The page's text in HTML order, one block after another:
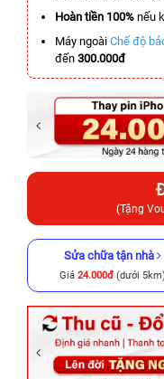
Hoàn tiền 100% nếu
Máy ngoài Chế độ
đến 300.000đ
(Tặng
Sửa chữa tận nhà
Giá 24.000đ(dưới 5km)